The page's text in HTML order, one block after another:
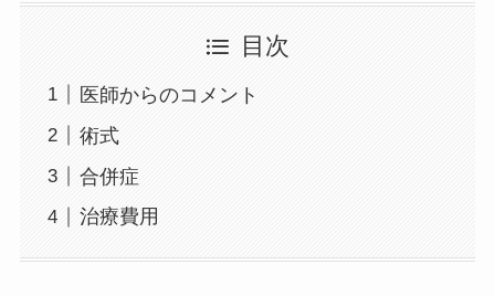
目次
医師からのコメント
術式
合併症
治療費用